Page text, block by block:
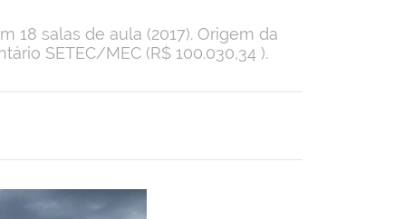
18 salas de aula (2017). Origem da
SETEC/MEC (R$ 100.030,34 ).